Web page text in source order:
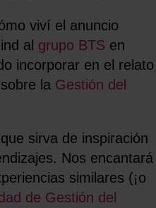
viví el anuncio
al grupo BTS en
incorporar en el relato
la Gestión del
sirva de inspiración
Nos encantará
similares (¡o
de Gestión del